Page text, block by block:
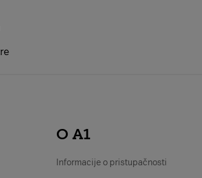
O A1
Informacije o pristupačnosti